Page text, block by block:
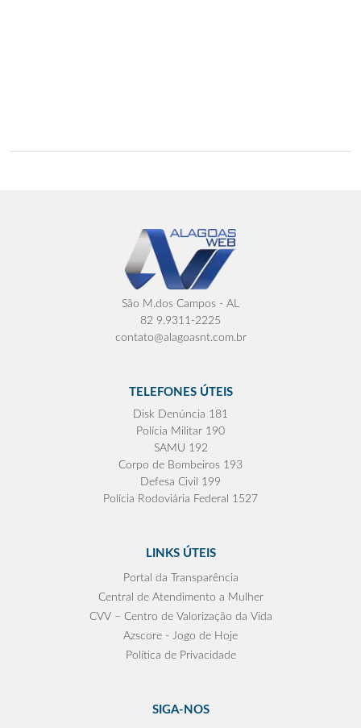
São M.dos Campos - AL
82 9.9311-2225
contato@alagoasnt.com.br
TELEFONES ÚTEIS
Disk Denúncia 181
Polícia Militar 190
SAMU 192
Corpo de Bombeiros 193
Defesa Civil 199
Polícia Rodoviária Federal 1527
LINKS ÚTEIS
Portal da Transparência
Central de Atendimento a Mulher
CVV – Centro de Valorização da Vida
Azscore - Jogo de Hoje
Política de Privacidade
SIGA-NOS